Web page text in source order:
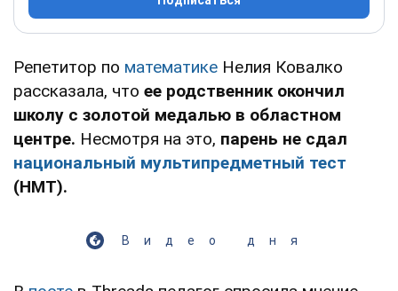
Репетитор по математике Нелия Ковалко
рассказала, что ее родственник окончил
школу с золотой медалью в областном
центре. Несмотря на это, парень не сдал
национальный мультипредметный тест
(НМТ).
Видео дня